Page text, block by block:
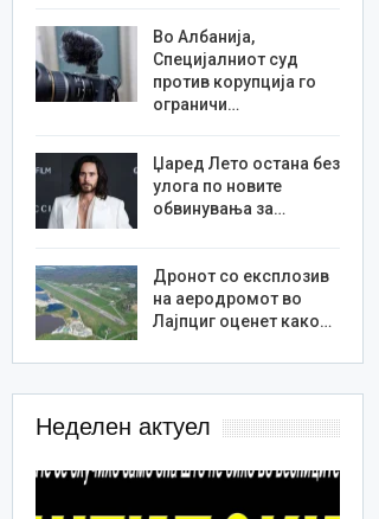
Во Албанија,
Специјалниот суд
против корупција го
ограничи…
Џаред Лето остана без
улога по новите
обвинувања за…
Дронот со експлозив
на аеродромот во
Лајпциг оценет како…
Неделен актуел